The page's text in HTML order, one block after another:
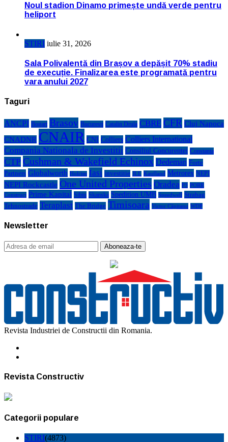
Noul stadion Dinamo primește undă verde pentru
heliport
STIRI iulie 31, 2026
Sala Polivalentă din Brașov a depășit 70% stadiu
de execuție. Finalizarea este programată pentru
vara anului 2027
Taguri
ANCPI Bogart Brasov Bucuresti Catalin Drula CBRE CFR Cluj Napoca
CNADNR CNAIR CNI Colliers Colliers International
Compania Nationala de Investitii Consiliul Concurentei Constanta
CTP Cushman & Wakefield Echinox Dedeman Forte
Partners Globalworth Holcim Iasi investitie JLL Kaufland Metrorex NEPI
NEPI Rockcastle One United Properties Oradea P3 PORR
Construct Prime Kapital Sibiu Skanska Spedition UMB Speedwell Strabag
Tehnostrade Teraplast The Bridge Timisoara Victor Căpitanu WDP
Newsletter
Revista Industriei de Constructii din Romania.
Revista Constructiv
Categorii populare
STIRI(4873)